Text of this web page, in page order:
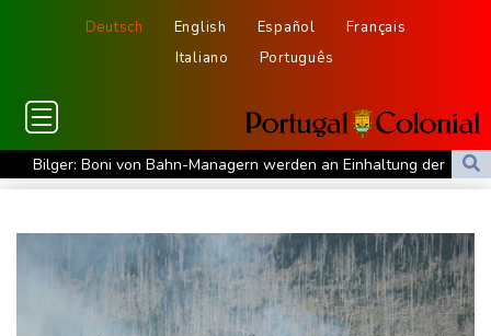
Deutsch English Español
Français
Italiano
Português
Bilger: Boni von Bahn-Managern werden an Einhaltung der
Vorgaben des Bundes geknüpft
Torlos gegen Kaiserslautern: Stotterstart von Wolfsburg
Ätna auf Sizilien ausgebrochen - Flugverkehr in Catania
zeitweise eingeschränkt